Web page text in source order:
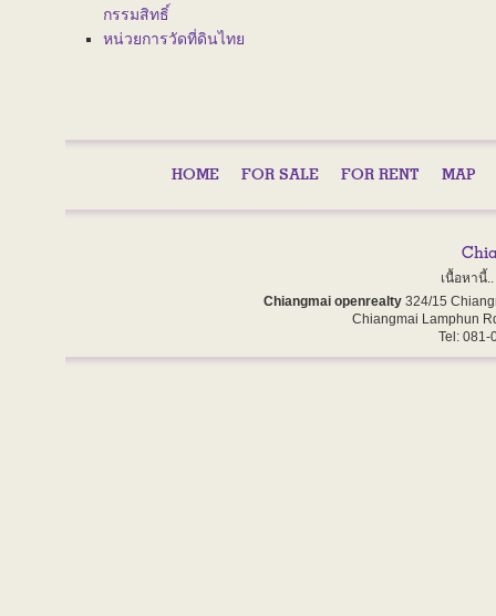
กรรมสิทธิ์
หน่วยการวัดที่ดินไทย
HOME FOR SALE FOR RENT MAP
เนื้อหานี้
Chiangmai openrealty 324/15
Chiangmai Lamphun
Tel: